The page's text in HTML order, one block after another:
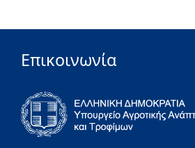
Επικοινωνία